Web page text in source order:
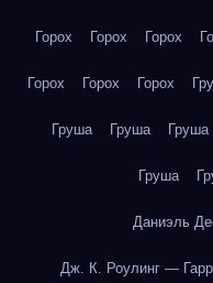
Горох Горох Горох
Горох Горох Горох
Груша Груша Груша
Груша
Даниэль
Дж. К. Роулинг —